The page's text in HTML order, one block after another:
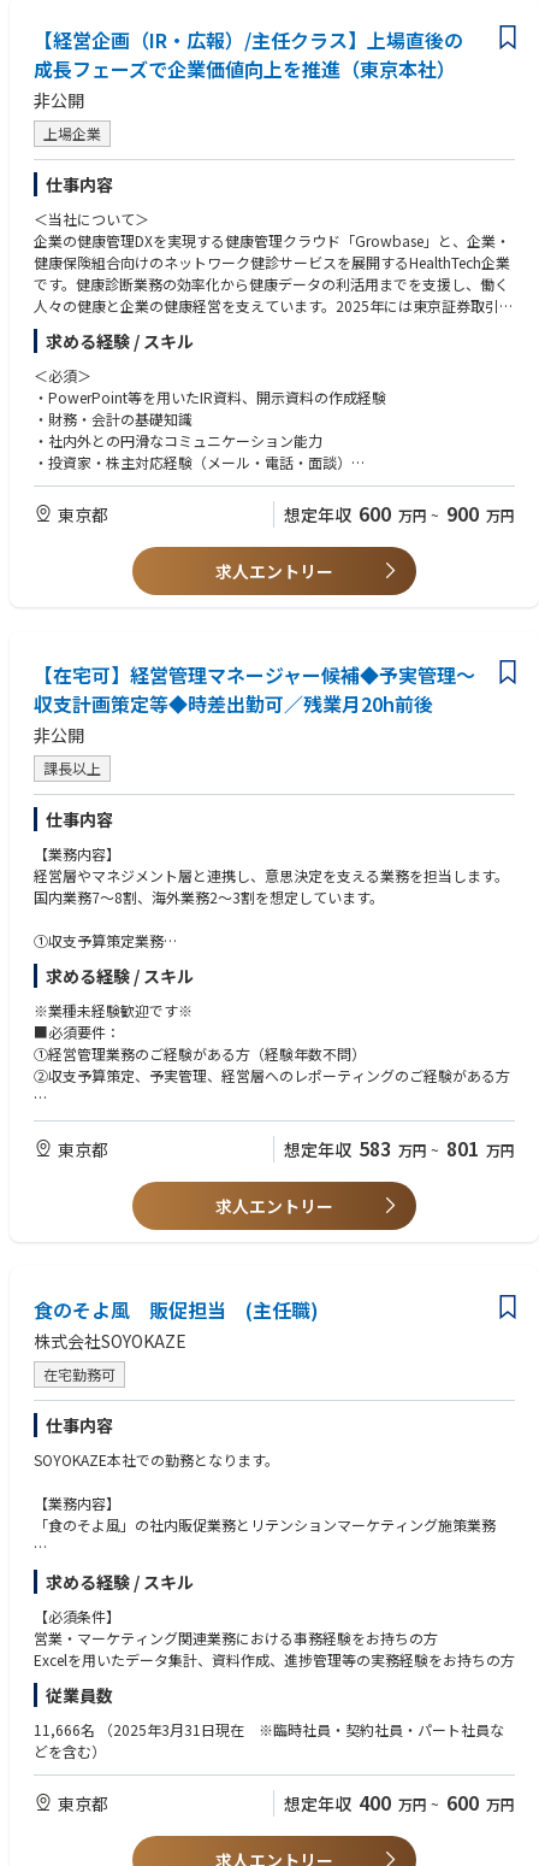
【経営企画（IR・広報）/主任クラス】上場直後の
成長フェーズで企業価値向上を推進（東京本社）
非公開
上場企業
仕事内容
＜当社について＞
企業の健康管理DXを実現する健康管理クラウド「Growbase」と、企業・
健康保険組合向けのネットワーク健診サービスを展開するHealthTech企業
です。健康診断業務の効率化から健康データの利活用までを支援し、働く
人々の健康と企業の健康経営を支えています。2025年には東京証券取引所
グロース市場へ上場し、新たな成長フェーズを迎えています。
＜お任せしたいこと＞
経営企画部門のメンバーとして、IR・広報業務を中心にお任せします。
単なる情報開示や資料作成業務ではなく、投資家や株主をはじめとするス
テークホルダーとの対話を通じて、当社の成長戦略や企業価値を発信する
重要な役割を担っていただきます。
＜具体的な業務内容＞
・IR戦略および各種施策の企画・立案
・決算説明資料、適時開示資料、IRプレゼン資料の作成
・投資家・アナリストとの面談調整および運営
・プレスリリース、IRニュース等の企画・発信
※ご経験・スキル・志向性を踏まえ、担当領域は柔軟に決定します。IR・
広報にとどまらず、経営企画として活躍の幅を広げられる環境です。
＜この仕事の魅力＞
・上場直後の成長フェーズで、IRの中核として活躍できる
2025年の上場を経て、当社は企業価値向上に向けた取り組みを本格的に推
進しています。完成された組織を運営するのではなく、IRや対外コミュニ
ケーションの仕組みづくりから携わることができるため、大きな裁量と成
長機会があります。
・IR業務を一気通貫で経験できる
とのコミュニケーションまで、IR業務全体に幅広く携わることができま
す。
・IR×広報×経営企画のキャリアを築ける
当社ではIRを単なる情報開示業務とは捉えていません。経営戦略や事業成
長と連動したストーリーを発信し、企業価値向上につなげていく重要な役
割を担います。IRと広報の両面から戦略的なコミュニケーションに挑戦で
・経営陣と近い距離で意思決定に関われる
への理解を深め、経営視点を身につけることができます。将来的には経営
企画領域へ活躍の幅を広げることも可能です。
て、働く人々が健康に活躍し続けられる社会の実現を目指しています。事
業成長と社会貢献の両立を実感できる環境です。
＜組織構成＞
室長1名
室長代行1名
メンバー2名
男女比 3：1
求める経験 / スキル
＜必須＞
・PowerPoint等を用いたIR資料、開示資料の作成経験
・財務・会計の基礎知識
・社内外との円滑なコミュニケーション能力
・投資家・株主対応経験（メール・電話・面談）
・基本的なPCスキル（Word、Excel、メール）
＜歓迎＞
・決算説明会の準備・運営経験
・適時開示業務の補助経験
・広報業務の経験（プレスリリース作成、メディア対応など）
・自身で能動的に必要な知識を習得しながら業務を進めていける方
・論理的に自分の考えを適切な方法で表現できる方
・明るく素直な方
・好奇心が旺盛で新しい業務にも積極的にチャレンジすることができる方
東京都 想定年収 600 万円 ~ 900 万円
求人エントリー
【在宅可】経営管理マネージャー候補◆予実管理～
収支計画策定等◆時差出勤可／残業月20h前後
非公開
課長以上
仕事内容
【業務内容】
経営層やマネジメント層と連携し、意思決定を支える業務を担当します。
国内業務7～8割、海外業務2～3割を想定しています。
①収支予算策定業務
各事業部門の売上計画、投資計画、採用計画等を取りまとめ、法人全体
の年度収支予算策定を推進します。
②予実管理業務
月次ベースで予算との乖離要因分析、主要KPIのモニタリングを通じ、
経営情報をタイムリーに把握します。
当該経営情報を分析し、経営層やマネジメント層が質の高い意思決定、
経営判断ができるよう支援します。
取締役会資料の作成及び取りまとめ、招集、当日の議事進行、議事録作
成を担当します。
④国内の資本提携、事業承継及びM&A実務業務
国内の事業会社への出資や当社が譲受主体となる事業会社の株式取得、
医療法人格の承継を担当します。
⑥海外の新規投資候補先のデューデリジェンス、契約交渉、投資実行実
務・・・海外の事業会社への投資業務を担当します。
求める経験 / スキル
※業種未経験歓迎です※
■必須要件：
①経営管理業務のご経験がある方（経験年数不問）
②収支予算策定、予実管理、経営層へのレポーティングのご経験がある方
■歓迎条件：
①事業承継、M&A実務支援のご経験がある方
②各種データ分析実務のご経験がある方
③英語を用いた業務のご経験がある方
②専門領域を自発的に深め、新たな領域に自らチャレンジする積極性を持
った方
(企業経営に関する広範な知識が求められるため)
東京都 想定年収 583 万円 ~ 801 万円
求人エントリー
食のそよ風 販促担当 (主任職)
株式会社SOYOKAZE
在宅勤務可
仕事内容
SOYOKAZE本社での勤務となります。
【業務内容】
「食のそよ風」の社内販促業務とリテンションマーケティング施策業務
・既存顧客向け維持施策の企画・運営
→顧客の管理、分析業務など
・新規顧客獲得に向けた販促施策の企画、運営業務
→現状の取り組み：販促チラシの作成、拠点職員やケアマネジャーへの説
明など
→来期は内販販促がメインになります。
【入社後の流れ】
サービス理解 → プロモーション施策の立案と販促強化の実施
「食のそよ風」とは、SOYOKAZEが提供する食事宅配サービスです。
EC通販での販売やSOYOKAZEをご利用されている全国のお客様のご自宅へ
求める経験 / スキル
【必須条件】
営業・マーケティング関連業務における事務経験をお持ちの方
Excelを用いたデータ集計、資料作成、進捗管理等の実務経験をお持ちの方
従業員数
11,666名
（2025年3月31日現在 ※臨時社員・契約社員・パート社員な
どを含む）
東京都 想定年収 400 万円 ~ 600 万円
求人エントリー